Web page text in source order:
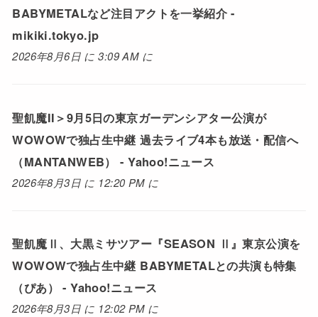
BABYMETALなど注目アクトを一挙紹介 -
mikiki.tokyo.jp
2026年8月6日 に 3:09 AM に
聖飢魔II＞9月5日の東京ガーデンシアター公演が
WOWOWで独占生中継 過去ライブ4本も放送・配信へ
（MANTANWEB） - Yahoo!ニュース
2026年8月3日 に 12:20 PM に
聖飢魔Ⅱ、大黒ミサツアー『SEASON Ⅱ』東京公演を
WOWOWで独占生中継 BABYMETALとの共演も特集
（ぴあ） - Yahoo!ニュース
2026年8月3日 に 12:02 PM に